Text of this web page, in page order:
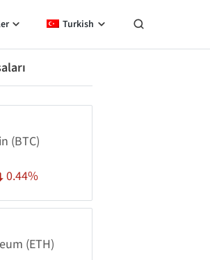
Turkish
(BTC)
0.44%
(ETH)